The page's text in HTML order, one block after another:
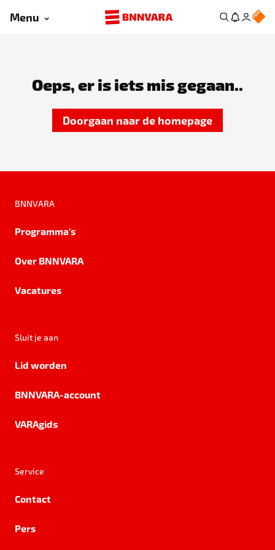
Menu
Oeps, er is iets mis gegaan..
Doorgaan naar de homepage
BNNVARA
Programma's
Over BNNVARA
Vacatures
Sluit je aan
Lid worden
BNNVARA-account
VARAgids
Service
Contact
Pers